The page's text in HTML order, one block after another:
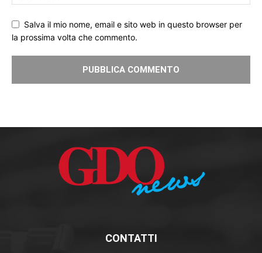
Salva il mio nome, email e sito web in questo browser per
la prossima volta che commento.
CONTATTI